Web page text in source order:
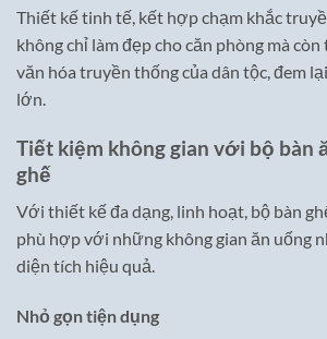
Thiết kế tinh tế, kết hợp chạm khắc
không chỉ làm đẹp cho căn phòng mà
văn hóa truyền thống của dân tộc, đem
lớn.
Tiết kiệm không gian với bộ bàn
ghế
Với thiết kế đa dạng, linh hoạt, bộ bàn
phù hợp với những không gian ăn uống
diện tích hiệu quả.
Nhỏ gọn tiện dụng